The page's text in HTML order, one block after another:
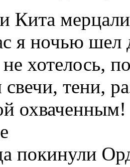
Кита
я ночью шел
хотелось,
тени,
охваченным!
покинули